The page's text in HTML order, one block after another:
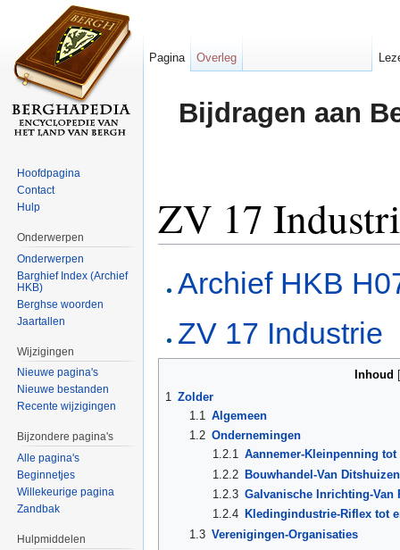
Bijdragen aan
ZV 17
Archief HKB
ZV 17 Industrie
Inhoud
1 Zolder
1.1 Algemeen
1.2 Ondernemingen
1.2.1 Aannemer-Kleinpenning
1.2.2 Bouwhandel-Van
1.2.3 Galvanische Inrichting-Van
1.2.4 Kledingindustrie-Riflex tot
1.3 Verenigingen-Organisaties
Pagina Overleg
Hoofdpagina
Contact
Hulp
Onderwerpen
Onderwerpen
Barghief Index (Archief
HKB)
Berghse woorden
Jaartallen
Wijzigingen
Nieuwe pagina's
Nieuwe bestanden
Recente wijzigingen
Bijzondere pagina's
Alle pagina's
Beginnetjes
Willekeurige pagina
Zandbak
Hulpmiddelen